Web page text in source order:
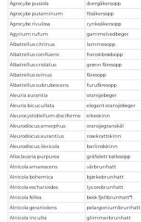
Agrocybe pusiola
dvergåkersopp
Agrocybe putaminum
flisåkersopp
Agrocybe rivulosa
rynkeåkersopp
Agyrium rufum
gammelvedbeger
Albatrellus citrinus
lammesopp
Albatrellus confluens
franskbrødsopp
Albatrellus cristatus
grønn fåresopp
Albatrellus ovinus
fåresopp
Albatrellus subrubescens
furufåresopp
Aleuria aurantia
oransjebeger
Aleuria bicucullata
elegant oransjebeger
Aleurocystidiellum disciforme
eikeskinn
Aleurodiscus amorphus
oransjegranskål
Aleurodiscus aurantius
rosekrattskinn
Aleurodiscus ilexicola
barlindskinn
Alloclavaria purpurea
gråfiolett køllesopp
Alnicola amarescens
vårbrunhatt
Alnicola bohemica
bjørkebrunhatt
Alnicola escharioides
lys orebrunhatt
Alnicola fellea
besk fjellbrunhatt*1
Alnicola geraniolens
pelargoniumbrunhatt
Alnicola inculta
glimmerbrunhatt